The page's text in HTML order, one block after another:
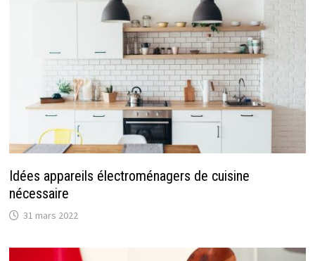
Idées appareils électroménagers de cuisine
nécessaire
31 mars 2022